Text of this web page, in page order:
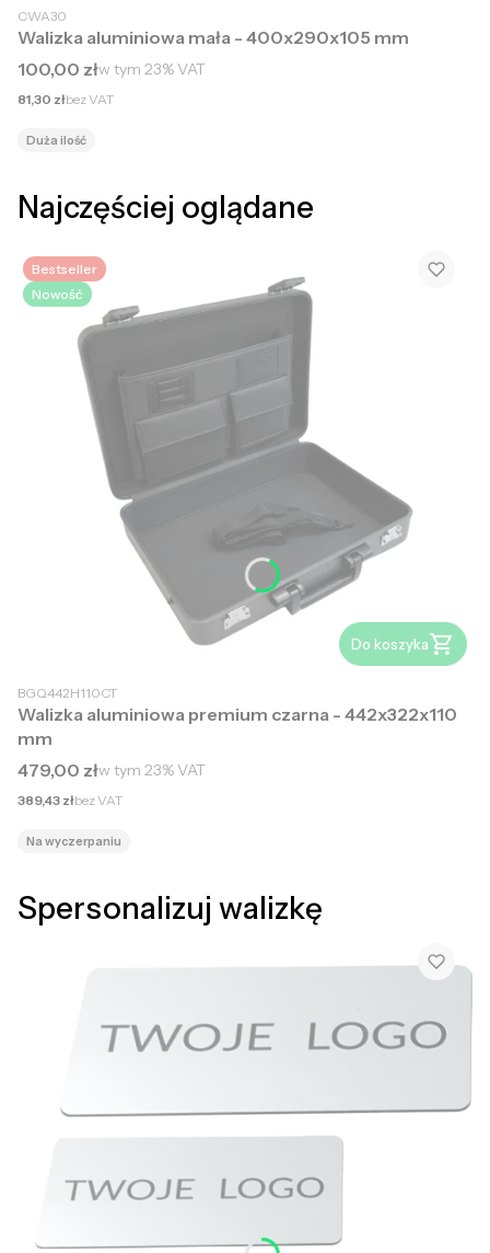
CWA30
Walizka aluminiowa mała - 400x290x105 mm
Cena brutto
100,00 złw tym 23%VAT
Cena netto
81,30 złbez VAT
Duża ilość
Najczęściej oglądane
Bestseller
Nowość
Do koszyka
BGQ442H110CT
Walizka aluminiowa premium czarna - 442x322x110
mm
Cena brutto
479,00 złw tym 23%VAT
Cena netto
389,43 złbez VAT
Na wyczerpaniu
Spersonalizuj walizkę